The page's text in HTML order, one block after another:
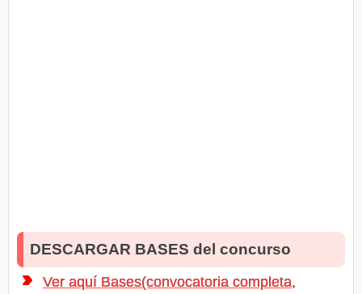
DESCARGAR BASES del concurso
Ver aquí Bases(convocatoria completa,